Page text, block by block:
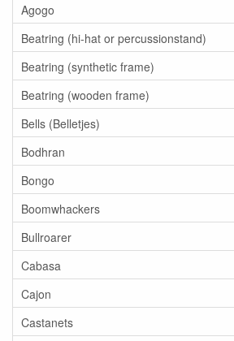
Agogo
Beatring (hi-hat or percussionstand)
Beatring (synthetic frame)
Beatring (wooden frame)
Bells (Belletjes)
Bodhran
Bongo
Boomwhackers
Bullroarer
Cabasa
Cajon
Castanets